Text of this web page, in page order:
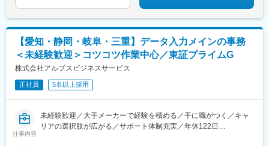
【愛知・静岡・岐阜・三重】データ入力メインの事務
＜未経験歓迎＞コツコツ作業中心／東証プライムG
株式会社アルプスビジネスサービス
正社員 5名以上採用
仕事内容
未経験歓迎／大手メーカーで経験を積める／手に職がつく／キャ
リアの選択肢が広がる／サポート体制充実／年休122日